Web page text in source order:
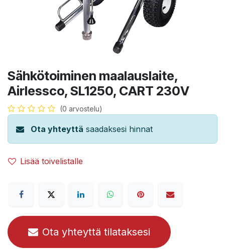
Sähkötoiminen maalauslaite,
Airlessco, SL1250, CART 230V
(0 arvostelu)
Ota yhteyttä saadaksesi hinnat
Lisää toivelistalle
Ota yhteyttä tilataksesi